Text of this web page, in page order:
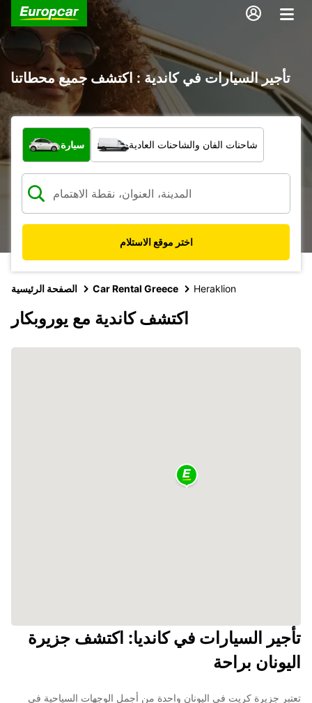
تأجير السيارات في كاندية : اكتشف جميع محطاتنا
ما نوع المركبة؟
سيارة شاحنات الفان والشاحنات العادية
اختر موقع الاستلام
الصفحة الرئيسية Car Rental Greece Heraklion
اكتشف كاندية مع يوروبكار
تأجير السيارات في كانديا: اكتشف جزيرة
اليونان براحة
تعتبر جزيرة كريت في اليونان واحدة من أجمل الوجهات السياحية في